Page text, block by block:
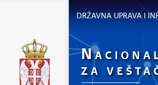
DRŽAVNA UPRAVA I
N
ZA